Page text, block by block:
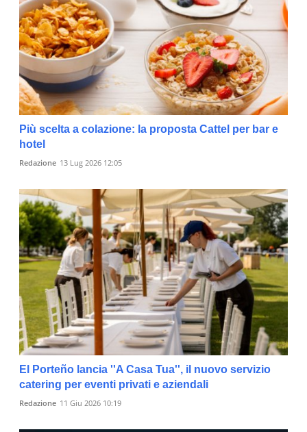
Più scelta a colazione: la proposta Cattel per bar e
hotel
Redazione 13 Lug 2026 12:05
El Porteño lancia ''A Casa Tua'', il nuovo servizio
catering per eventi privati e aziendali
Redazione 11 Giu 2026 10:19